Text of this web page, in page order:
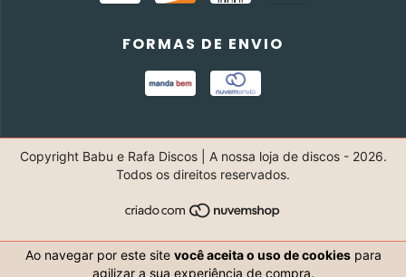
Ao navegar por este site você aceita o uso de cookiespara
agilizar a sua experiência de compra.
FORMAS DE ENVIO
Copyright Babu e Rafa Discos | A nossa loja de discos - 2026.
Todos os direitos reservados.